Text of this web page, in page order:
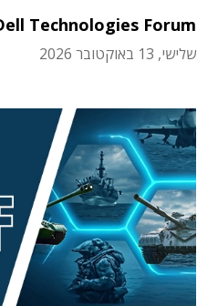
Technologies Forum
שלישי, 13 באוקטובר 2026